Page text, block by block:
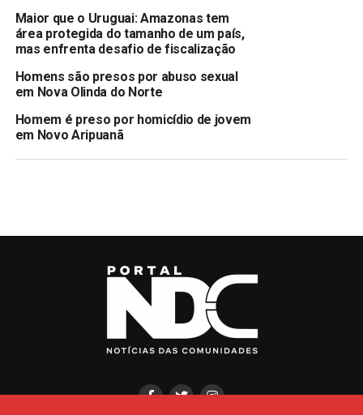
Maior que o Uruguai: Amazonas tem
área protegida do tamanho de um país,
mas enfrenta desafio de fiscalização
Homens são presos por abuso sexual
em Nova Olinda do Norte
Homem é preso por homicídio de jovem
em Novo Aripuanã